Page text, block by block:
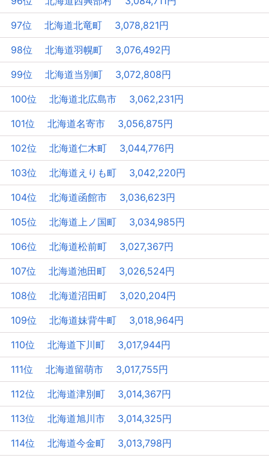
97位 北海道北竜町 3,078,821円
98位 北海道羽幌町 3,076,492円
99位 北海道当別町 3,072,808円
100位 北海道北広島市 3,062,231円
101位 北海道名寄市 3,056,875円
102位 北海道仁木町 3,044,776円
103位 北海道えりも町 3,042,220円
104位 北海道函館市 3,036,623円
105位 北海道上ノ国町 3,034,985円
106位 北海道松前町 3,027,367円
107位 北海道池田町 3,026,524円
108位 北海道沼田町 3,020,204円
109位 北海道妹背牛町 3,018,964円
110位 北海道下川町 3,017,944円
111位 北海道留萌市 3,017,755円
112位 北海道津別町 3,014,367円
113位 北海道旭川市 3,014,325円
114位 北海道今金町 3,013,798円